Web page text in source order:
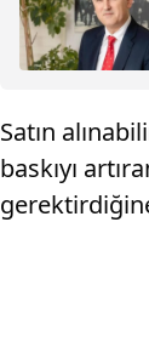
Satın
baskıyı